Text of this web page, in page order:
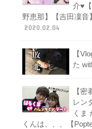
介♥
野恵那】【吉田凜音
2020.02.04
【
た
【
レン
くま
くんは、、、【